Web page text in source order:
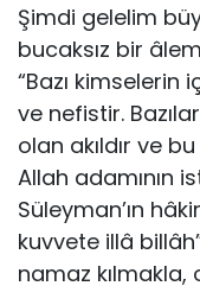
Şimdi gelelim
bucaksız bir
“Bazı kimselerin
ve nefistir.
olan akıldır ve
Allah adamının
Süleyman’ın
kuvvete illâ
namaz